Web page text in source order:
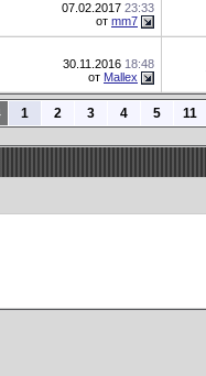
07.02.2017 23:33
от mm7
30.11.2016 18:48
от Mallex
1 2 3 4 5 11